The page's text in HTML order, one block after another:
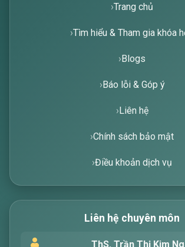
Trang chủ
Tìm hiểu & Tham gia khóa
Blogs
Báo lỗi & Góp ý
Liên hệ
Chính sách bảo mật
Điều khoản dịch vụ
Liên hệ chuyên môn
ThS. Trần Thị Kim